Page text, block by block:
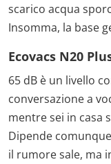
scarico acqua
Insomma, la base
Ecovacs N20
65 dB è un livello
conversazione a
mentre sei in casa
Dipende
il rumore sale, ma